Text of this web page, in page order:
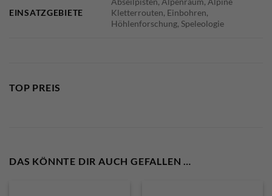
EINSATZGEBIETE
Kletterrouten, Einbohren,
Höhlenforschung, Speleologie
TOP PREIS
DAS KÖNNTE DIR AUCH GEFALLEN …